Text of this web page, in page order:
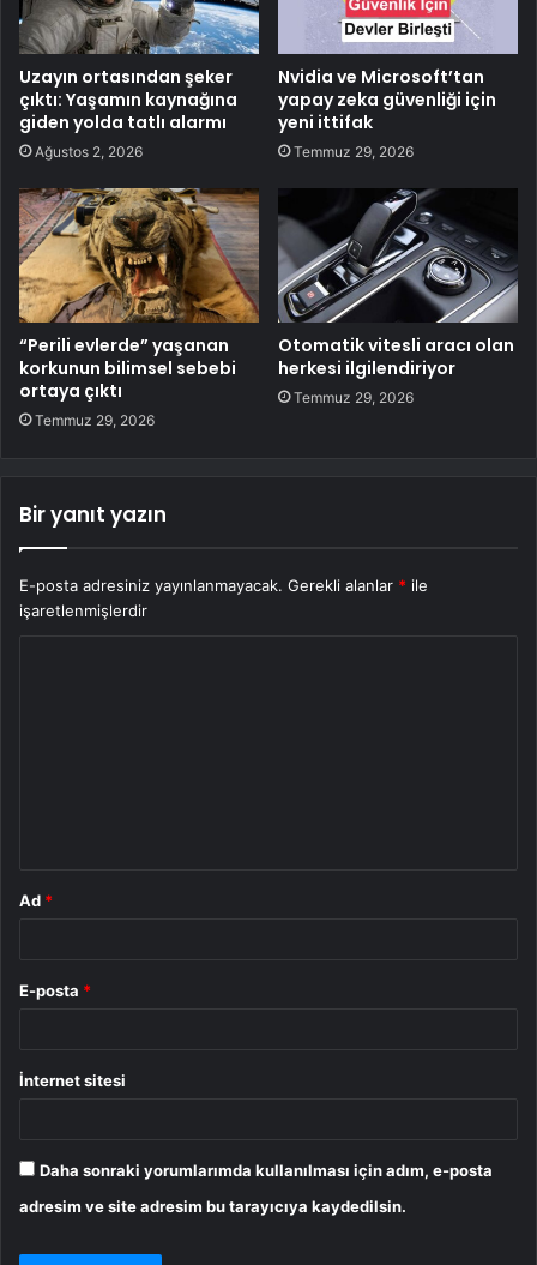
Uzayın ortasından şeker
çıktı: Yaşamın kaynağına
giden yolda tatlı alarmı
Ağustos 2, 2026
Nvidia ve Microsoft’tan
yapay zeka güvenliği için
yeni ittifak
Temmuz 29, 2026
“Perili evlerde” yaşanan
korkunun bilimsel sebebi
ortaya çıktı
Temmuz 29, 2026
Otomatik vitesli aracı olan
herkesi ilgilendiriyor
Temmuz 29, 2026
Bir yanıt yazın
E-posta adresiniz yayınlanmayacak. Gerekli alanlar * ile
işaretlenmişlerdir
Ad *
E-posta *
İnternet sitesi
Daha sonraki yorumlarımda kullanılması için adım, e-posta
adresim ve site adresim bu tarayıcıya kaydedilsin.